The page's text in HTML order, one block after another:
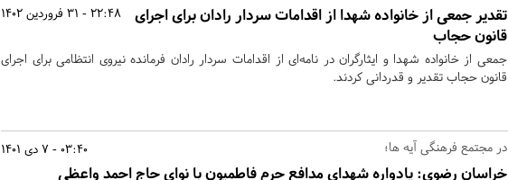
22:48 - 31 فروردین 1402
تقدیر جمعی از خانواده شهدا از اقدامات سردار رادان برای اجرای
قانون حجاب
جمعی از خانواده شهدا و ایثارگران در نامه‌ای از اقدامات سردار رادان فرمانده نیروی انتظامی برای اجرای
قانون حجاب تقدیر و قدردانی کردند.
03:40 - 7 دی 1401 در مجتمع فرهنگی آیه ها؛
خراسان رضوی: یادواره شهدای مدافع حرم فاطمیون با نوای حاج احمد واعظی